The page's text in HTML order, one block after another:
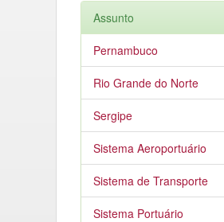
Assunto
Pernambuco
Rio Grande do Norte
Sergipe
Sistema Aeroportuário
Sistema de Transporte
Sistema Portuário